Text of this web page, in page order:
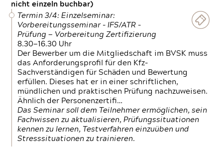
nicht einzeln buchbar)
Termin 3/4: Einzelseminar:
Vorbereitungsseminar - IFS/ATR -
Prüfung — Vorbereitung Zertifizierung
8.30—16.30 Uhr
Der Bewerber um die Mitgliedschaft im BVSK muss
das Anforderungsprofil für den Kfz-
Sachverständigen für Schäden und Bewertung
erfüllen. Dieses hat er in einer schriftlichen,
mündlichen und praktischen Prüfung nachzuweisen.
Ähnlich der Personenzertifi…
Das Seminar soll dem Teilnehmer ermöglichen, sein
Fachwissen zu aktualisieren, Prüfungssituationen
kennen zu lernen, Testverfahren einzuüben und
Stresssituationen zu trainieren.